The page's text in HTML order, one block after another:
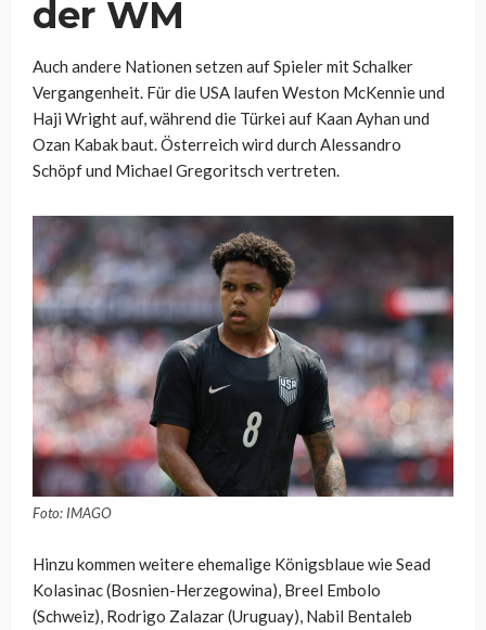
der WM
Auch andere Nationen setzen auf Spieler mit Schalker
Vergangenheit. Für die USA laufen Weston McKennie und
Haji Wright auf, während die Türkei auf Kaan Ayhan und
Ozan Kabak baut. Österreich wird durch Alessandro
Schöpf und Michael Gregoritsch vertreten.
Foto: IMAGO
Hinzu kommen weitere ehemalige Königsblaue wie Sead
Kolasinac (Bosnien-Herzegowina), Breel Embolo
(Schweiz), Rodrigo Zalazar (Uruguay), Nabil Bentaleb